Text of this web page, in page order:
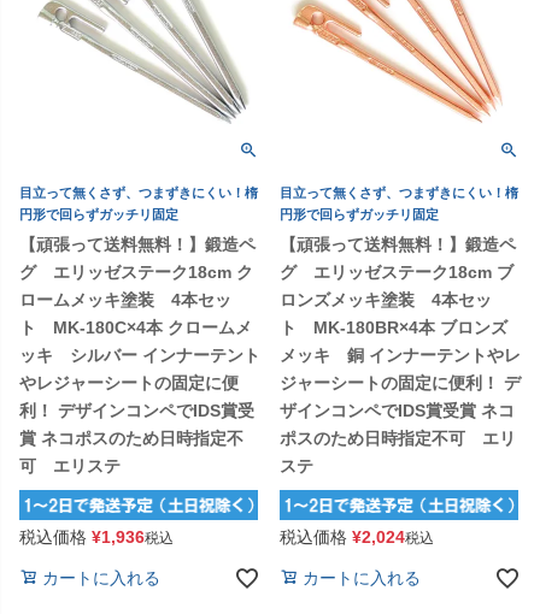
目立って無くさず、つまずきにくい！楕
円形で回らずガッチリ固定
【頑張って送料無料！】鍛造ペ
グ エリッゼステーク18cm ク
ロームメッキ塗装 4本セッ
ト MK-180C×4本 クロームメ
ッキ シルバー インナーテント
やレジャーシートの固定に便
利！ デザインコンペでIDS賞受
賞 ネコポスのため日時指定不
可 エリステ
税込価格 ¥1,936税込
カートに入れる
目立って無くさず、つまずきにくい！楕
円形で回らずガッチリ固定
【頑張って送料無料！】鍛造ペ
グ エリッゼステーク18cm ブ
ロンズメッキ塗装 4本セッ
ト MK-180BR×4本 ブロンズ
メッキ 銅 インナーテントやレ
ジャーシートの固定に便利！ デ
ザインコンペでIDS賞受賞 ネコ
ポスのため日時指定不可 エリ
ステ
税込価格 ¥2,024税込
カートに入れる